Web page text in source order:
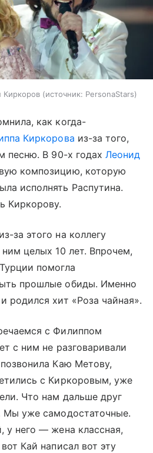
Киркоров источник: PersonaStars
как когда-
Киркорова из-за того,
песню. В 90-х годахЛеонид
композицию, которую
исполнять Распутина.
Киркорову.
за этого на коллегу
ним целых 10 лет. Впрочем,
помогла
прошлые обиды. Именно
родился хит «Роза чайная».
с Филиппом
с ним не разговаривали
Каю Метову,
с Киркоровым, уже
Что нам дальше друг
Мы уже самодостаточные.
у него — жена классная,
Кай написал вот эту